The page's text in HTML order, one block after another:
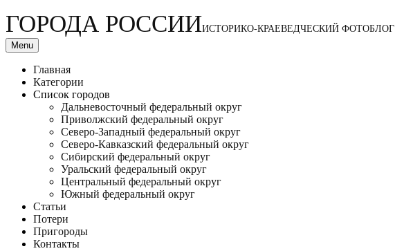
ГОРОДА РОССИИИСТОРИКО-КРАЕВЕДЧЕСКИЙ ФОТОБЛОГ
Menu
Главная
Категории
Список городов
Дальневосточный федеральный округ
Приволжский федеральный округ
Северо-Западный федеральный округ
Северо-Кавказский федеральный округ
Сибирский федеральный округ
Уральский федеральный округ
Центральный федеральный округ
Южный федеральный округ
Статьи
Потери
Пригороды
Контакты